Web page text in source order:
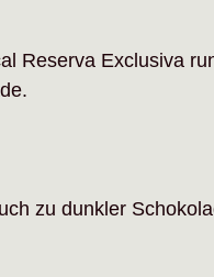
Reserva Exclusiva
zu dunkler